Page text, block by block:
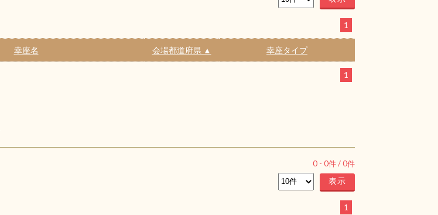
1
幸座名 会場都道府県 ▲ 幸座タイプ
1
0 - 0件 /0件
1